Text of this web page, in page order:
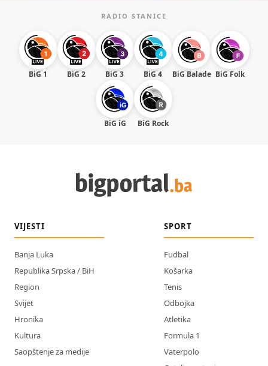
RADIO STANICE
BiG 1 BiG 2 BiG 3 BiG 4 BiG Balade BiG Folk
BiG iG BiG Rock
VIJESTI
Banja Luka
Republika Srpska / BiH
Region
Svijet
Hronika
Kultura
Saopštenje za medije
SPORT
Fudbal
Košarka
Tenis
Odbojka
Atletika
Formula 1
Vaterpolo